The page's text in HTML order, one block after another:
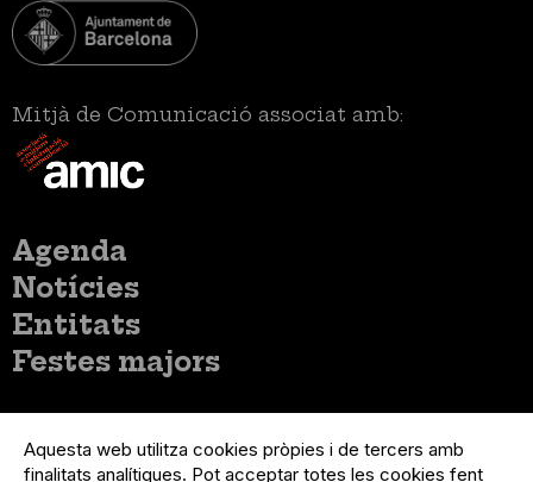
Mitjà de Comunicació associat amb:
Menú
principal
Agenda
Notícies
Entitats
Festes majors
del
compte
Menú
Registre organització
Aquesta web utilitza cookies pròpies i de tercers amb
finalitats analítiques. Pot acceptar totes les cookies fent